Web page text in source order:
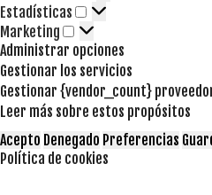
Estadísticas Estadísticas
Marketing Marketing
Administrar opciones
Gestionar los servicios
Gestionar {vendor_count}
Leer más sobre estos propósitos
Acepto Denegado Preferencias
Política de cookies